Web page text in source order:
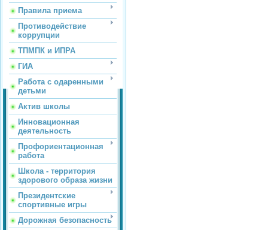
Правила приема
Противодействие
коррупции
ТПМПК и ИПРА
ГИА
Работа с одаренными
детьми
Актив школы
Инновационная
деятельность
Профориентационная
работа
Школа - территория
здорового образа жизни
Президентские
спортивные игры
Дорожная безопасность